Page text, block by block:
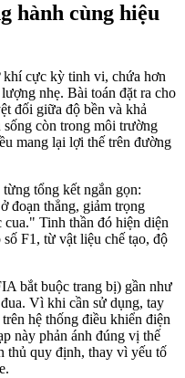
hành cùng hiệu
khí cực kỳ tinh vi, chứa hơn
nhẹ. Bài toán đặt ra cho
đối giữa độ bền và khả
còn trong môi trường
mang lại lợi thế trên đường
tổng kết ngắn gọn:
đoạn thẳng, giảm trọng
Tinh thần đó hiện diện
F1, từ vật liệu chế tạo, độ
bắt buộc trang bị) gần như
Vì khi cần sử dụng, tay
hệ thống điều khiển điện
này phản ánh đúng vị thế
thủ quy định, thay vì yếu tố